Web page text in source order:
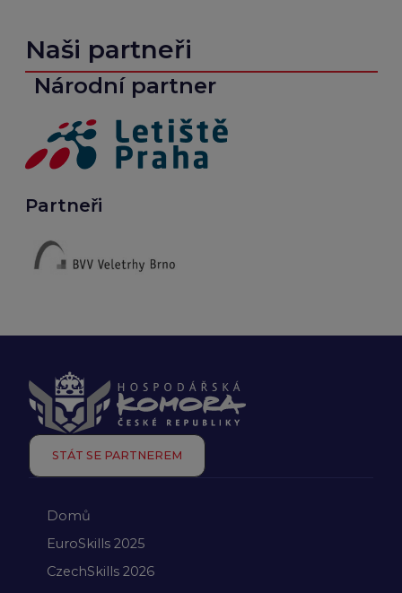
Naši partneři
Národní partner
Partneři
STÁT SE PARTNEREM
Domů
EuroSkills 2025
CzechSkills 2026